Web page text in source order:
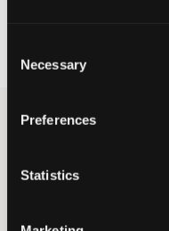
Selection
Necessary
Preferences
Statistics
Leverans2-4 vardagar
Ljusbeige kortärmad
krage och knappar och
Skjorta